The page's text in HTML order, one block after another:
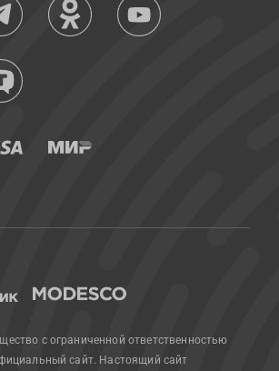
с ограниченной ответственностью
сайт. Настоящий сайт